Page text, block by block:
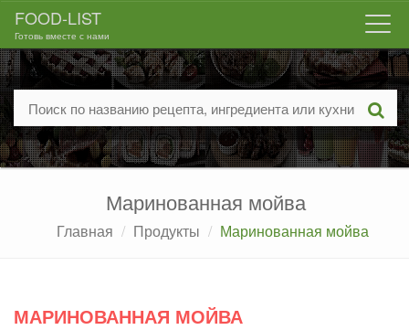
FOOD-LIST
Готовь вместе с нами
Маринованная мойва
Главная Продукты Маринованная мойва
МАРИНОВАННАЯ МОЙВА